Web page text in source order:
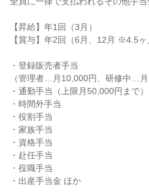
【昇給】年1回（3月）
【賞与】年2回（6月、12月 ※4.5ヶ
・登録販売者手当
（管理者…月10,000円、研修中…月
・通勤手当（上限月50,000円まで）
・時間外手当
・役割手当
・家族手当
・資格手当
・赴任手当
・役職手当
・出産手当金 ほか